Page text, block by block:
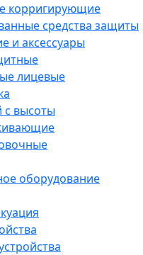
корригирующие
средства защиты
и аксессуары
лицевые
с высоты
оборудование